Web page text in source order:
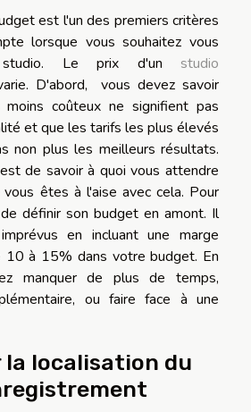
est l'un des premiers critères
lorsque vous souhaitez vous
studio. Le prix d'un studio
D'abord, vous devez savoir
coûteux ne signifient pas
et que les tarifs les plus élevés
non plus les meilleurs résultats.
de savoir à quoi vous attendre
êtes à l'aise avec cela. Pour
définir son budget en amont. Il
en incluant une marge
10 à 15% dans votre budget. En
manquer de plus de temps,
ou faire face à une
la localisation du